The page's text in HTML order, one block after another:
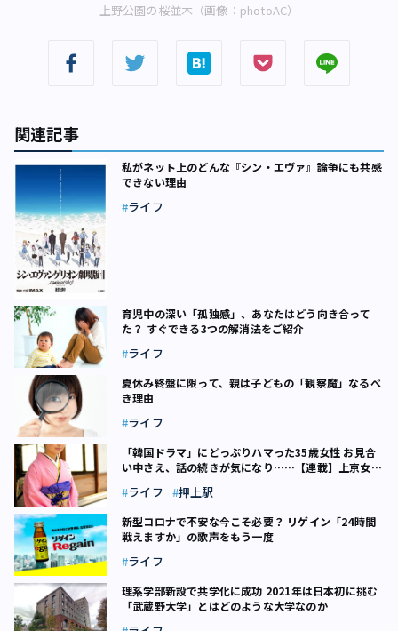
上野公園の桜並木（画像：photoAC）
関連記事
私がネット上のどんな『シン・エヴァ』論争にも共感
できない理由
ライフ
育児中の深い「孤独感」、あなたはどう向き合って
た？ すぐできる3つの解消法をご紹介
ライフ
夏休み終盤に限って、親は子どもの「観察魔」なるべ
き理由
ライフ
「韓国ドラマ」にどっぷりハマった35歳女性 お見合
い中さえ、話の続きが気になり……【連載】上京女子
ライフ 押上駅
新型コロナで不安な今こそ必要？ リゲイン「24時間
戦えますか」の歌声をもう一度
ライフ
理系学部新設で共学化に成功 2021年は日本初に挑む
「武蔵野大学」とはどのような大学なのか